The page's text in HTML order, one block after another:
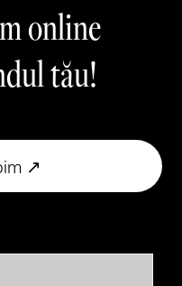
online
tău!
↗